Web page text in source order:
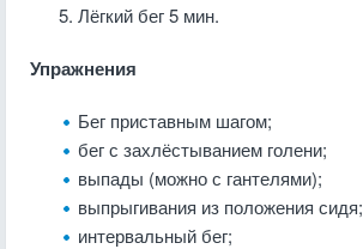
Лёгкий бег 5 мин.
Упражнения
Бег приставным шагом;
бег с захлёстыванием голени;
выпады (можно с гантелями);
выпрыгивания из положения сидя;
интервальный бег;